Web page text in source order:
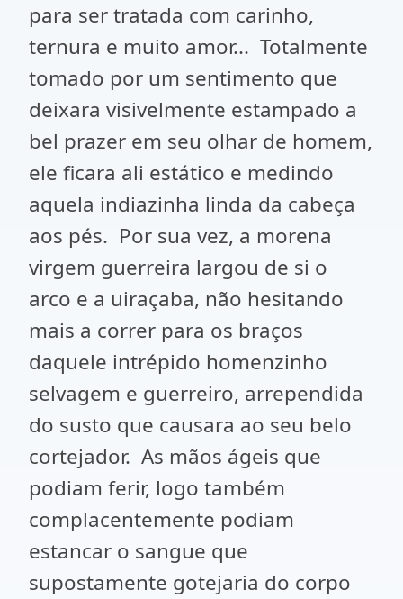
para ser tratada com carinho,
ternura e muito amor... Totalmente
tomado por um sentimento que
deixara visivelmente estampado a
bel prazer em seu olhar de homem,
ele ficara ali estático e medindo
aquela indiazinha linda da cabeça
aos pés. Por sua vez, a morena
virgem guerreira largou de si o
arco e a uiraçaba, não hesitando
mais a correr para os braços
daquele intrépido homenzinho
selvagem e guerreiro, arrependida
do susto que causara ao seu belo
cortejador. As mãos ágeis que
podiam ferir, logo também
complacentemente podiam
estancar o sangue que
supostamente gotejaria do corpo